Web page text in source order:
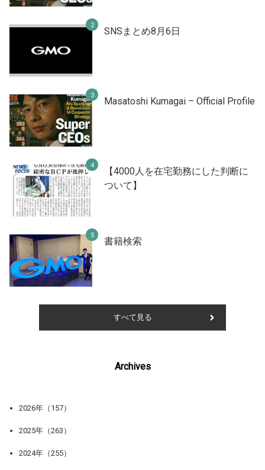
SNSまとめ8月6日
Masatoshi Kumagai – Official Profile
【4000人を在宅勤務にした判断に
ついて】
書籍検索
すべて見る
Archives
2026年（157）
2025年（263）
2024年（255）